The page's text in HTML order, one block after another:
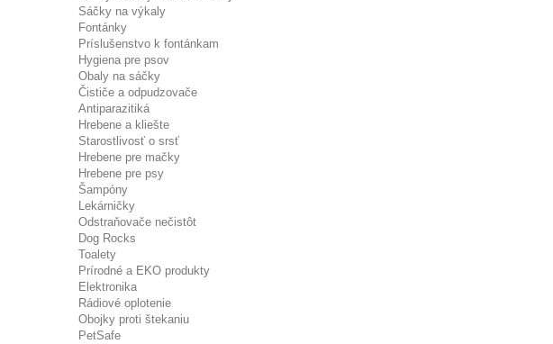
Sáčky na výkaly
Fontánky
Príslušenstvo k fontánkam
Hygiena pre psov
Obaly na sáčky
Čističe a odpudzovače
Antiparazitiká
Hrebene a kliešte
Starostlivosť o srsť
Hrebene pre mačky
Hrebene pre psy
Šampóny
Lekárničky
Odstraňovače nečistôt
Dog Rocks
Toalety
Prírodné a EKO produkty
Elektronika
Rádiové oplotenie
Obojky proti štekaniu
PetSafe